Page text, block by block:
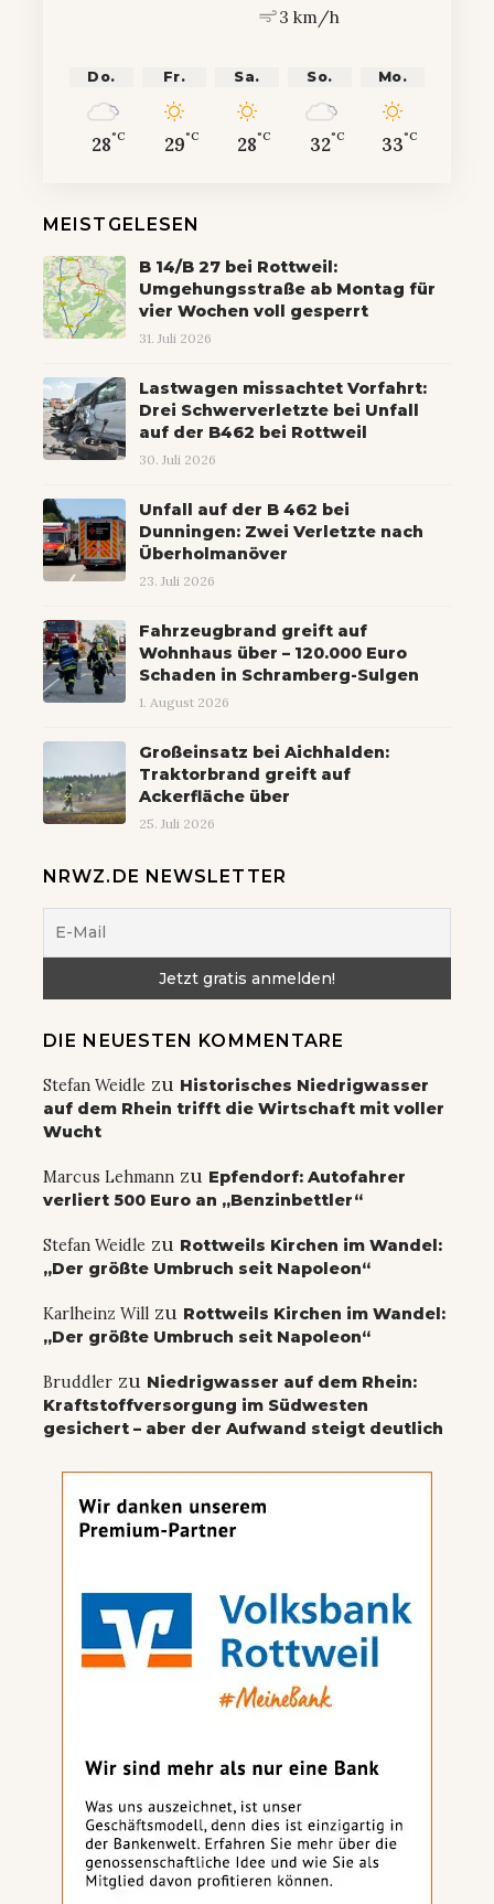
3 km/h
Do.
28°C
Fr.
29°C
Sa.
28°C
So.
32°C
Mo.
33°C
MEISTGELESEN
B 14/B 27 bei Rottweil:
Umgehungsstraße ab Montag für
vier Wochen voll gesperrt
31. Juli 2026
Lastwagen missachtet Vorfahrt:
Drei Schwerverletzte bei Unfall
auf der B462 bei Rottweil
30. Juli 2026
Unfall auf der B 462 bei
Dunningen: Zwei Verletzte nach
Überholmanöver
23. Juli 2026
Fahrzeugbrand greift auf
Wohnhaus über – 120.000 Euro
Schaden in Schramberg-Sulgen
1. August 2026
Großeinsatz bei Aichhalden:
Traktorbrand greift auf
Ackerfläche über
25. Juli 2026
NRWZ.DE NEWSLETTER
DIE NEUESTEN KOMMENTARE
Stefan Weidle zu Historisches Niedrigwasser
auf dem Rhein trifft die Wirtschaft mit voller
Wucht
Marcus Lehmann zu Epfendorf: Autofahrer
verliert 500 Euro an „Benzinbettler“
Stefan Weidle zu Rottweils Kirchen im Wandel:
„Der größte Umbruch seit Napoleon“
Karlheinz Will zu Rottweils Kirchen im Wandel:
„Der größte Umbruch seit Napoleon“
Bruddler zu Niedrigwasser auf dem Rhein:
Kraftstoffversorgung im Südwesten
gesichert – aber der Aufwand steigt deutlich